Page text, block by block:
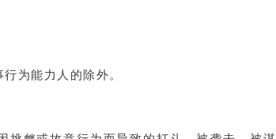
为能力人的除外。